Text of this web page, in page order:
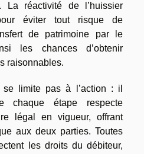
La réactivité de l’huissier
éviter tout risque de
de patrimoine par le
les chances d’obtenir
raisonnables.
limite pas à l’action : il
chaque étape respecte
légal en vigueur, offrant
aux deux parties. Toutes
les droits du débiteur,